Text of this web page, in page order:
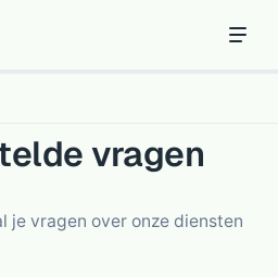
vragen
je vragen over onze diensten